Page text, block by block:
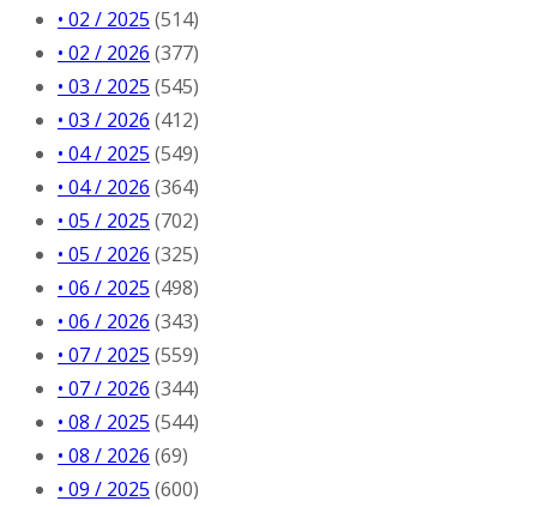
• 02 / 2025 (514)
• 02 / 2026 (377)
• 03 / 2025 (545)
• 03 / 2026 (412)
• 04 / 2025 (549)
• 04 / 2026 (364)
• 05 / 2025 (702)
• 05 / 2026 (325)
• 06 / 2025 (498)
• 06 / 2026 (343)
• 07 / 2025 (559)
• 07 / 2026 (344)
• 08 / 2025 (544)
• 08 / 2026 (69)
• 09 / 2025 (600)